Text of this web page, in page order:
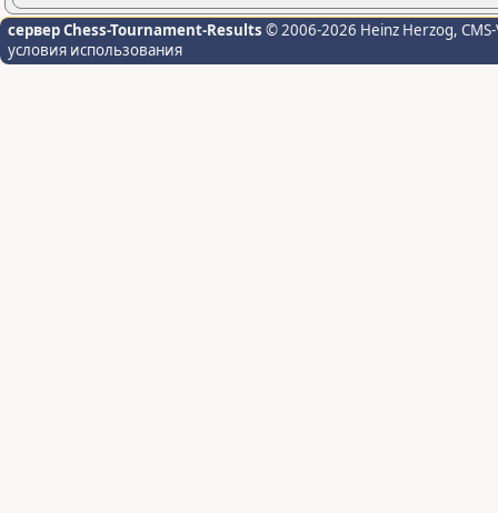
сервер Chess-Tournament-Results © 2006-2026 Heinz Herzog,
условия использования